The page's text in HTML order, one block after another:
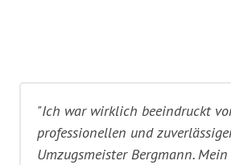
"Ich war wirklich beeindruckt
professionellen und
Umzugsmeister Bergmann.